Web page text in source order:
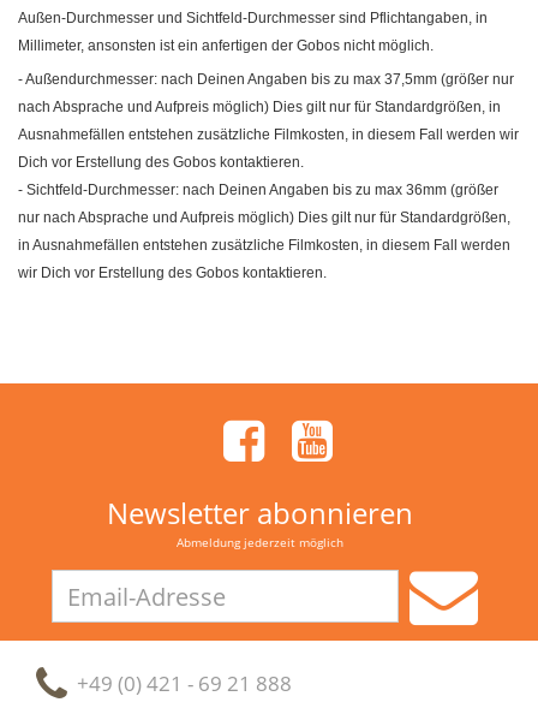
Außen-Durchmesser und Sichtfeld-Durchmesser sind Pflichtangaben, in
Millimeter, ansonsten ist ein anfertigen der Gobos nicht möglich.
- Außendurchmesser: nach Deinen Angaben bis zu max 37,5mm (größer nur
nach Absprache und Aufpreis möglich) Dies gilt nur für Standardgrößen, in
Ausnahmefällen entstehen zusätzliche Filmkosten, in diesem Fall werden wir
Dich vor Erstellung des Gobos kontaktieren.
- Sichtfeld-Durchmesser: nach Deinen Angaben bis zu max 36mm (größer
nur nach Absprache und Aufpreis möglich) Dies gilt nur für Standardgrößen,
in Ausnahmefällen entstehen zusätzliche Filmkosten, in diesem Fall werden
wir Dich vor Erstellung des Gobos kontaktieren.
Newsletter abonnieren
Abmeldung jederzeit möglich
Adresse
+49 (0) 421 - 69 21 888